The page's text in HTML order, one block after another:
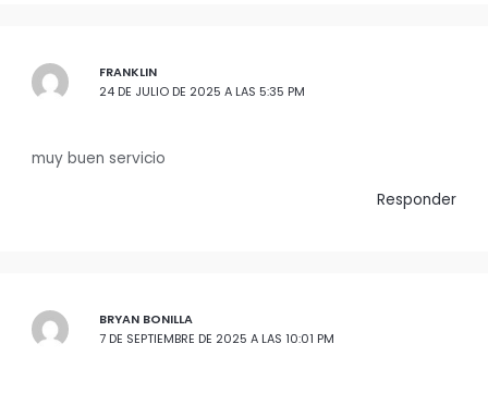
FRANKLIN
24 DE JULIO DE 2025 A LAS 5:35 PM
muy buen servicio
Responder
BRYAN BONILLA
7 DE SEPTIEMBRE DE 2025 A LAS 10:01 PM